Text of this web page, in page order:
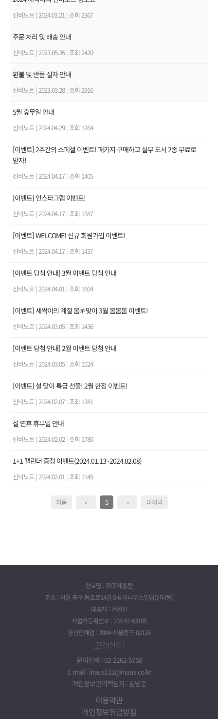
신비노트 | 2024.03.21 | 조회 2367
주문 처리 및 배송 안내
신비노트 | 2023.05.26 | 조회 2420
환불 및 반품 절차 안내
신비노트 | 2023.03.28 | 조회 2916
5월 휴무일 안내
신비노트 | 2024.04.29 | 조회 1264
[이벤트] 2주간의 스페셜 이벤트! 패키지 구매하고 실무 도서 2종 무료로
받자!
신비노트 | 2024.04.17 | 조회 1405
[이벤트] 인스타그램 이벤트!
신비노트 | 2024.04.17 | 조회 1387
[이벤트] WELCOME! 신규 회원가입 이벤트!
신비노트 | 2024.04.17 | 조회 1437
[이벤트 당첨 안내] 3월 이벤트 당첨 안내
신비노트 | 2024.04.01 | 조회 1604
[이벤트] 세싹이의 계절 봄🌱맞이 3월 봄봄봄 이벤트!
신비노트 | 2024.03.05 | 조회 1436
[이벤트 당첨 안내] 2월 이벤트 당첨 안내
신비노트 | 2024.03.05 | 조회 1524
[이벤트] 설 맞이 특급 선물! 2월 한정 이벤트!
신비노트 | 2024.02.07 | 조회 1381
설 연휴 휴무일 안내
신비노트 | 2024.02.02 | 조회 1780
1+1 캘린더 증정 이벤트(2024.01.13~2024.02.08)
신비노트 | 2024.02.01 | 조회 1145
처음 « 5 » 마지막
상호명 : ㈜조세통람
주소 : 서울 중구 동호로14길 5-6 이나우스빌딩(신당동)
대표자 : 서원진
사업자등록번호 : 203-81-63108
통신판매업 : 2004-서울중구-02126
고객센터
문의전화 : 02-2262-5758
E-mail : inaus121@inaus.co.kr
개인정보관리책임자 : 김병준
이용약관
개인정보취급방침